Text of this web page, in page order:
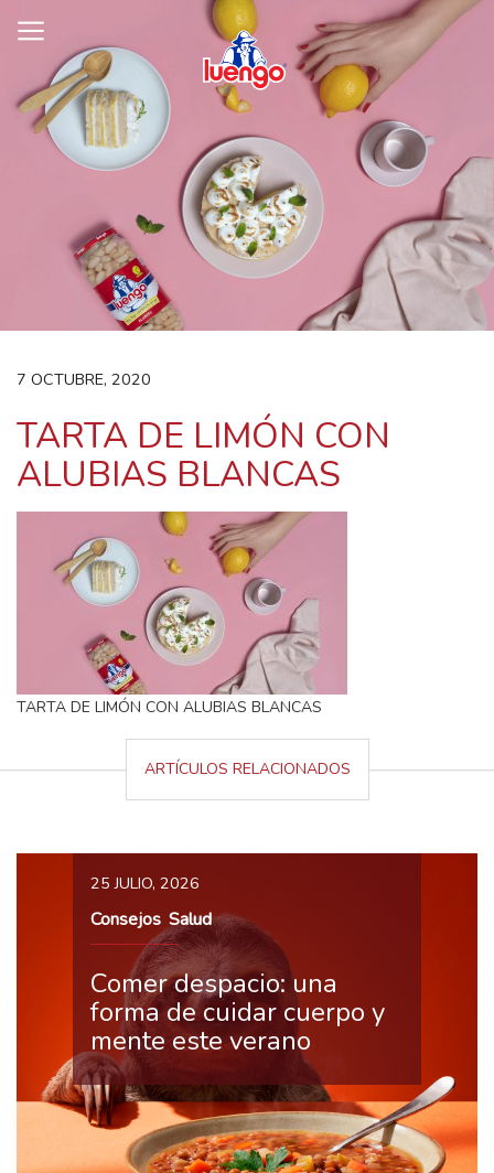
7 OCTUBRE, 2020
TARTA DE LIMÓN CON
ALUBIAS BLANCAS
TARTA DE LIMÓN CON ALUBIAS BLANCAS
ARTÍCULOS RELACIONADOS
25 JULIO, 2026
Consejos, Salud
Comer despacio: una
forma de cuidar cuerpo y
mente este verano